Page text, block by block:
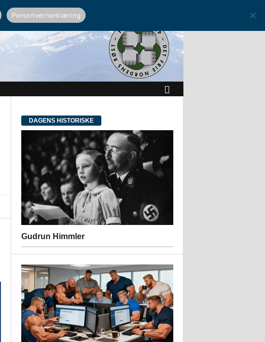
DAGENS HISTORISKE
Gudrun Himmler
Personvernerklæring